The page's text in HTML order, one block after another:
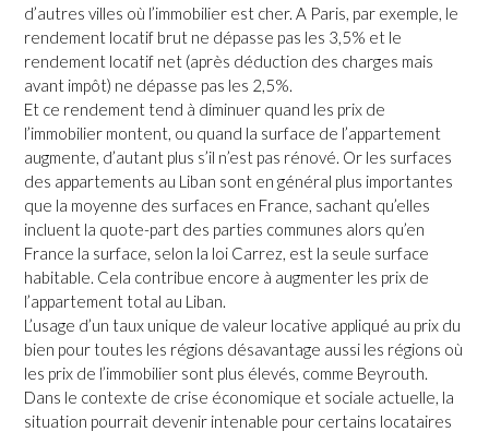
d’autres villes où l’immobilier est cher. A Paris, par exemple, le
rendement locatif brut ne dépasse pas les 3,5% et le
rendement locatif net (après déduction des charges mais
avant impôt) ne dépasse pas les 2,5%.
Et ce rendement tend à diminuer quand les prix de
l’immobilier montent, ou quand la surface de l’appartement
augmente, d’autant plus s’il n’est pas rénové. Or les surfaces
des appartements au Liban sont en général plus importantes
que la moyenne des surfaces en France, sachant qu’elles
incluent la quote-part des parties communes alors qu’en
France la surface, selon la loi Carrez, est la seule surface
habitable. Cela contribue encore à augmenter les prix de
l’appartement total au Liban.
L’usage d’un taux unique de valeur locative appliqué au prix du
bien pour toutes les régions désavantage aussi les régions où
les prix de l’immobilier sont plus élevés, comme Beyrouth.
Dans le contexte de crise économique et sociale actuelle, la
situation pourrait devenir intenable pour certains locataires